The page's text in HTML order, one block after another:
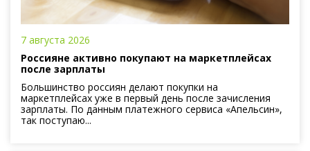
7 августа 2026
Россияне активно покупают на маркетплейсах
после зарплаты
Большинство россиян делают покупки на
маркетплейсах уже в первый день после зачисления
зарплаты. По данным платежного сервиса «Апельсин»,
так поступаю...